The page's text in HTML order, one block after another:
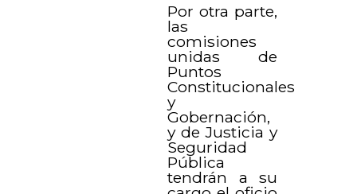
Por otra parte,
las
comisiones
unidas de
Puntos
Constitucionales
y
Gobernación,
y de Justicia y
Seguridad
Pública
tendrán a su